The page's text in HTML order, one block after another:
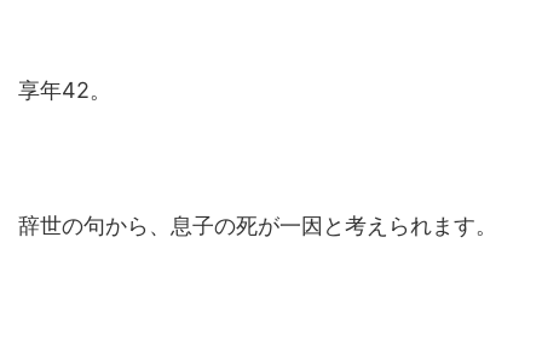
享年42。
辞世の句から、息子の死が一因と考えられます。